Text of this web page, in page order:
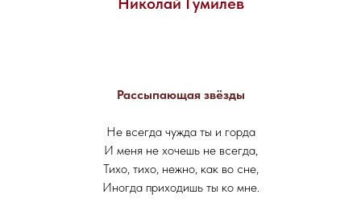
Рассыпающая звёзды
Не всегда чужда ты и горда
И меня не хочешь не всегда,
Тихо, тихо, нежно, как во сне,
Иногда приходишь ты ко мне.